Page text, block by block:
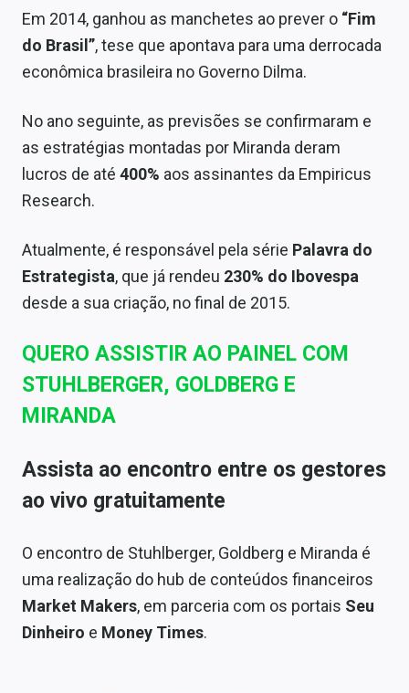
Em 2014, ganhou as manchetes ao prever o “Fim
do Brasil”, tese que apontava para uma derrocada
econômica brasileira no Governo Dilma.
No ano seguinte, as previsões se confirmaram e
as estratégias montadas por Miranda deram
lucros de até 400% aos assinantes da Empiricus
Research.
Atualmente, é responsável pela série Palavra do
Estrategista, que já rendeu 230% do Ibovespa
desde a sua criação, no final de 2015.
QUERO ASSISTIR AO PAINEL COM
STUHLBERGER, GOLDBERG E
MIRANDA
Assista ao encontro entre os gestores
ao vivo gratuitamente
O encontro de Stuhlberger, Goldberg e Miranda é
uma realização do hub de conteúdos financeiros
Market Makers, em parceria com os portais Seu
Dinheiro e Money Times.